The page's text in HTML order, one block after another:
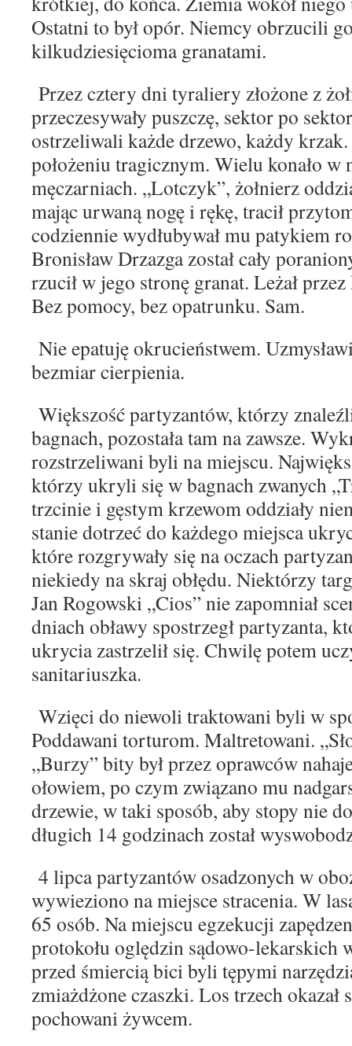
Ostatni to był opór. Niemcy obrzucili
kilkudziesięcioma granatami.
Przez cztery dni tyraliery złożone z
przeczesywały puszczę, sektor po
ostrzeliwali każdedrzewo, każdy
położeniu tragicznym. Wielu konało w
męczarniach. „Lotczyk”, żołnierz
mając urwaną nogęi rękę, tracił
codziennie wydłubywał mu patykiem
Bronisław Drzazga został cały
rzucił w jego stronę granat. Leżał
Bez pomocy, bez opatrunku. Sam.
Nie epatuję okrucieństwem.
bezmiar cierpienia.
Większość partyzantów, którzy
bagnach, pozostała tam na zawsze.
rozstrzeliwani byli na miejscu.
którzy ukryli się w bagnach zwanych
trzcinie i gęstym krzewom oddziały
stanie dotrzeć do każdego miejsca
które rozgrywały się naoczach
niekiedy naskraj obłędu. Niektórzy
Jan Rogowski „Cios” nie zapomniał
dniach obławy spostrzegł partyzanta,
ukrycia zastrzelił się. Chwilę potem
sanitariuszka.
Wzięci do niewoli traktowani byli w
Poddawani torturom. Maltretowani.
„Burzy” bity był przezoprawców
ołowiem, po czym związano mu
drzewie, w taki sposób, aby stopy nie do
długich 14 godzinach został
4 lipca partyzantów osadzonych w
wywieziono na miejsce stracenia. W
65 osób. Na miejscu egzekucji
protokołu oględzin sądowo-lekarskich
przed śmiercią bici byli tępymi na
zmiażdżone czaszki. Los trzech okazał
pochowani żywcem.